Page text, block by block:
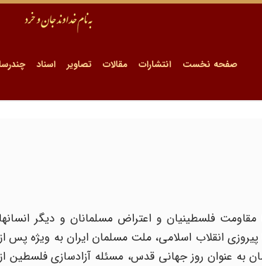
صفحه نخست انتشارات مقالات تصاویر اسناد
فلسطینیان و اعتراض مسلمانان و دیگر
انقلاب اسلامی، ملت مسلمان ایران به ویژه پس
رمضان به عنوان روز جهانی قدس، مسئله آزادسازی